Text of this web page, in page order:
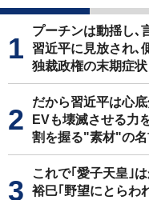
プーチンは動揺し､
習近平に見放され､
独裁政権の末期症状
だから習近平は心
EVも壊滅させる力
割を握る"素材"の
これで｢愛子天皇｣
裕巳｢野望にとらわ